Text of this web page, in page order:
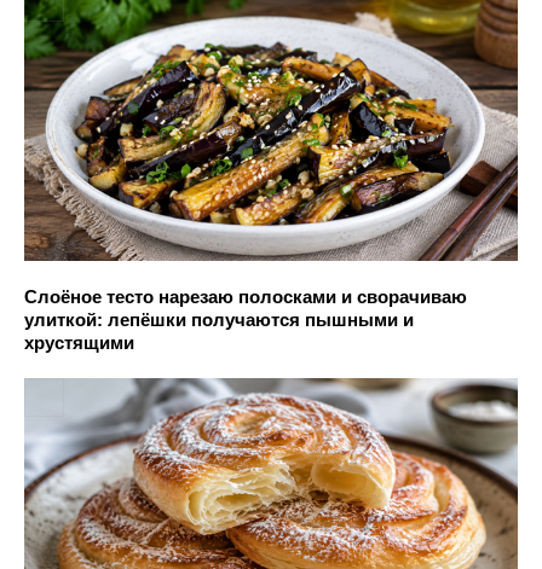
Слоёное тесто нарезаю полосками и сворачиваю
улиткой: лепёшки получаются пышными и
хрустящими